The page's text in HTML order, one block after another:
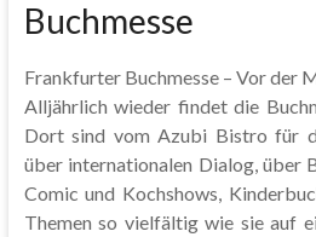
Buchmesse
Frankfurter Buchmesse – Vor der
Alljährlich wieder findet die
Dort sind vom Azubi Bistro für
über internationalen Dialog, über
Comic und Kochshows,
Themen so vielfältig wie sie auf